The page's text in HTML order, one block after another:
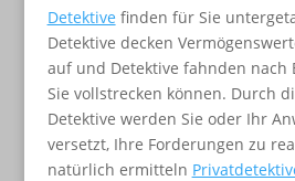
Detektive finden für Sie
Detektive decken
auf und Detektive fahnden nach
Sie vollstrecken können. Durch
Detektive werden Sie oder Ihr
versetzt, Ihre Forderungen zu
natürlich ermitteln